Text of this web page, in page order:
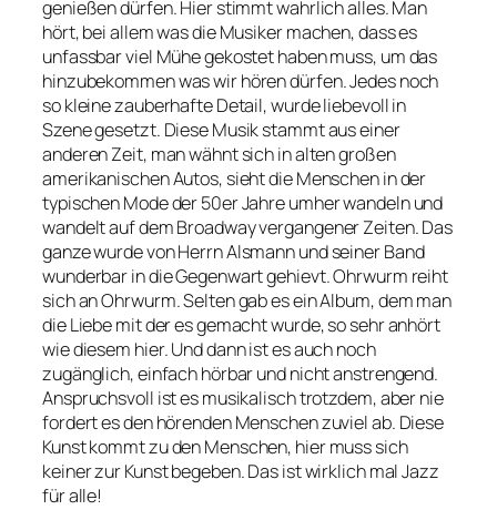
genießen dürfen. Hier stimmt wahrlich alles. Man
hört, bei allem was die Musiker machen, dass es
unfassbar viel Mühe gekostet haben muss, um das
hinzubekommen was wir hören dürfen. Jedes noch
so kleine zauberhafte Detail, wurde liebevoll in
Szene gesetzt. Diese Musik stammt aus einer
anderen Zeit, man wähnt sich in alten großen
amerikanischen Autos, sieht die Menschen in der
typischen Mode der 50er Jahre umher wandeln und
wandelt auf dem Broadway vergangener Zeiten. Das
ganze wurde von Herrn Alsmann und seiner Band
wunderbar in die Gegenwart gehievt. Ohrwurm reiht
sich an Ohrwurm. Selten gab es ein Album, dem man
die Liebe mit der es gemacht wurde, so sehr anhört
wie diesem hier. Und dann ist es auch noch
zugänglich, einfach hörbar und nicht anstrengend.
Anspruchsvoll ist es musikalisch trotzdem, aber nie
fordert es den hörenden Menschen zuviel ab. Diese
Kunst kommt zu den Menschen, hier muss sich
keiner zur Kunst begeben. Das ist wirklich mal Jazz
für alle!